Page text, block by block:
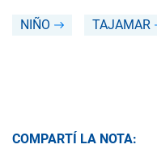
NIÑO TAJAMAR
COMPARTÍ LA NOTA: